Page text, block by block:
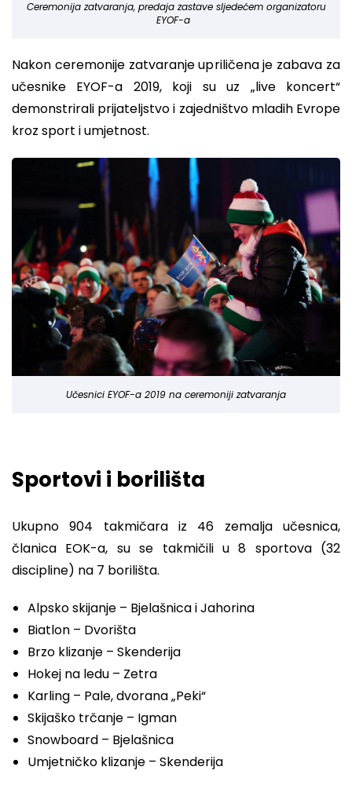
Ceremonija zatvaranja, predaja zastave sljedećem organizatoru
EYOF-a
Nakon ceremonije zatvaranje upriličena je zabava za
učesnike EYOF-a 2019, koji su uz „live koncert“
demonstrirali prijateljstvo i zajedništvo mladih Evrope
kroz sport i umjetnost.
Učesnici EYOF-a 2019 na ceremoniji zatvaranja
Sportovi i borilišta
Ukupno 904 takmičara iz 46 zemalja učesnica,
članica EOK-a, su se takmičili u 8 sportova (32
discipline) na 7 borilišta.
Alpsko skijanje – Bjelašnica i Jahorina
Biatlon – Dvorišta
Brzo klizanje – Skenderija
Hokej na ledu – Zetra
Karling – Pale, dvorana „Peki“
Skijaško trčanje – Igman
Snowboard – Bjelašnica
Umjetničko klizanje – Skenderija